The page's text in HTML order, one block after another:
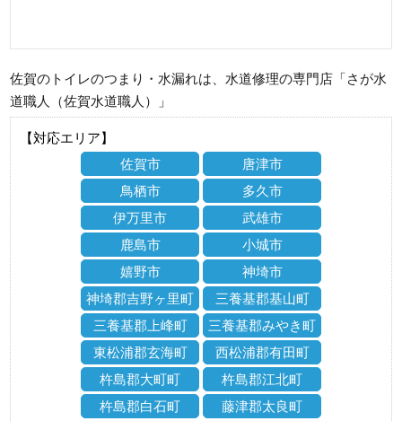
佐賀のトイレのつまり・水漏れは、水道修理の専門店「さが水
道職人（佐賀水道職人）」
【対応エリア】
佐賀市
唐津市
鳥栖市
多久市
伊万里市
武雄市
鹿島市
小城市
嬉野市
神埼市
神埼郡吉野ヶ里町
三養基郡基山町
三養基郡上峰町
三養基郡みやき町
東松浦郡玄海町
西松浦郡有田町
杵島郡大町町
杵島郡江北町
杵島郡白石町
藤津郡太良町